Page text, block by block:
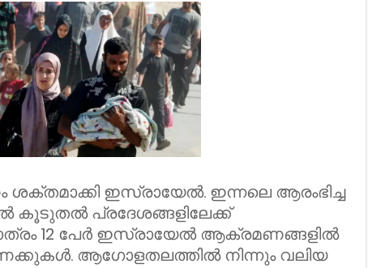
ഇസ്രായേൽ. ഇന്നലെ ആരംഭിച്ച
കൂടുതൽ പ്രദേശങ്ങളിലേക്ക്
12 പേർ ഇസ്രായേൽ ആക്രമണങ്ങളിൽ
ആഗോളതലത്തിൽ നിന്നും വലിയ